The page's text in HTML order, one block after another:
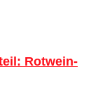
Rotwein-